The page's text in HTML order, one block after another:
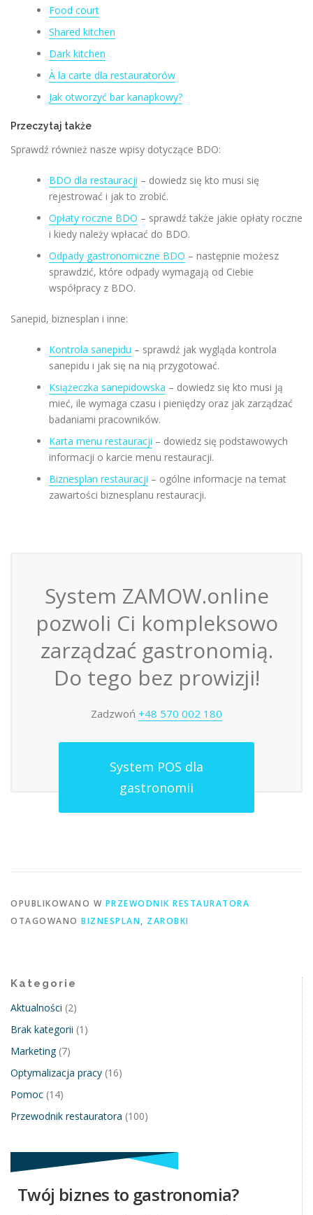
Food court
Shared kitchen
Dark kitchen
À la carte dla restauratorów
Jak otworzyć bar kanapkowy?
Przeczytaj także
Sprawdź również nasze wpisy dotyczące BDO:
BDO dla restauracji – dowiedz się kto musi się
rejestrować i jak to zrobić.
Opłaty roczne BDO – sprawdź także jakie opłaty roczne
i kiedy należy wpłacać do BDO.
Odpady gastronomiczne BDO – następnie możesz
sprawdzić, które odpady wymagają od Ciebie
współpracy z BDO.
Sanepid, biznesplan i inne:
Kontrola sanepidu – sprawdź jak wygląda kontrola
sanepidu i jak się na nią przygotować.
Książeczka sanepidowska – dowiedz się kto musi ją
mieć, ile wymaga czasu i pieniędzy oraz jak zarządzać
badaniami pracowników.
Karta menu restauracji – dowiedz się podstawowych
informacji o karcie menu restauracji.
Biznesplan restauracji – ogólne informacje na temat
zawartości biznesplanu restauracji.
System ZAMOW.online
pozwoli Ci kompleksowo
zarządzać gastronomią.
Do tego bez prowizji!
Zadzwoń +48 570 002 180
System POS dla
gastronomii
OPUBLIKOWANO W PRZEWODNIK RESTAURATORA
OTAGOWANO BIZNESPLAN, ZAROBKI
Kategorie
Aktualności (2)
Brak kategorii (1)
Marketing(7)
Optymalizacja pracy (16)
Pomoc (14)
Przewodnik restauratora (100)
Twój biznes to gastronomia?